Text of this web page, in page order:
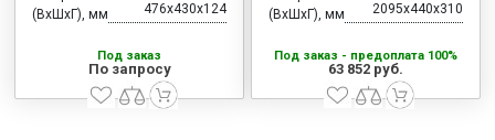
(ВхШхГ), мм
476x430x124
Под заказ
По запросу
(ВхШхГ), мм
2095x440x310
Под заказ - предоплата 100%
63 852 руб.